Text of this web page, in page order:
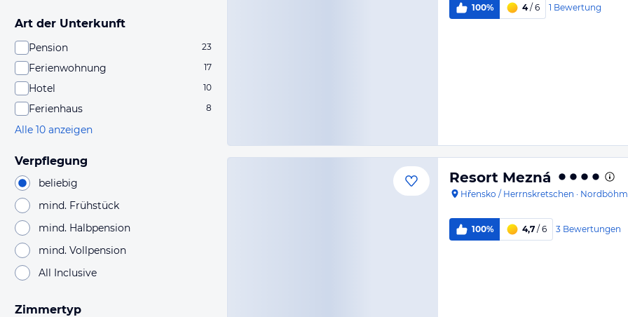
Art der Unterkunft
Pension 23
Ferienwohnung 17
Hotel 10
Ferienhaus 8
Alle 10 anzeigen
Verpflegung
beliebig
mind. Frühstück
mind. Halbpension
mind. Vollpension
All Inclusive
Zimmertyp
100% 4/ 6 1 Bewertung
Resort Mezná
Hřensko / Herrnskretschen ·
100% 4,7 / 6 3 Bewertungen